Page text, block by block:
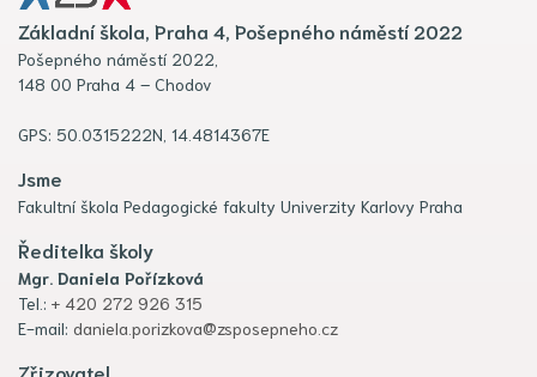
Základní škola, Praha 4, Pošepného náměstí 2022
Pošepného náměstí 2022,
148 00 Praha 4 – Chodov
GPS: 50.0315222N, 14.4814367E
Jsme
Fakultní škola Pedagogické fakulty Univerzity Karlovy Praha
Ředitelka školy
Mgr. Daniela Pořízková
Tel.: + 420 272 926 315
E-mail: daniela.porizkova@zsposepneho.cz
Zřizovatel